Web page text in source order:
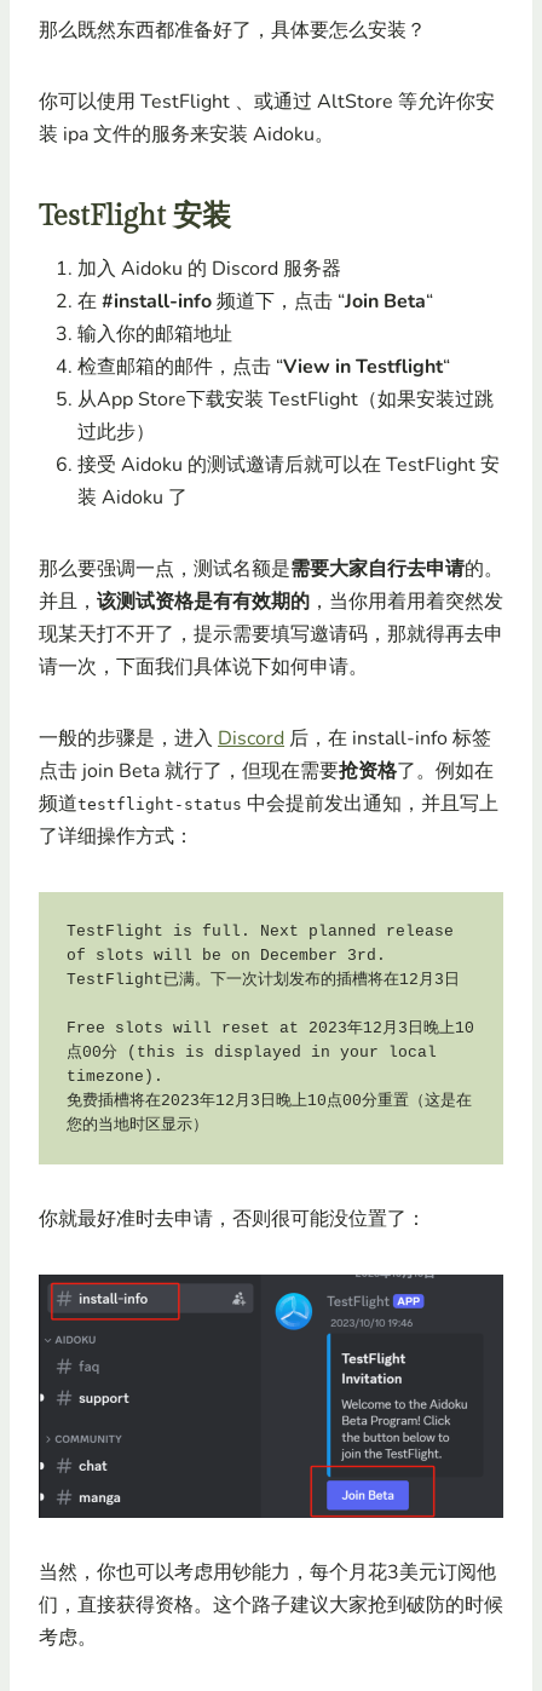
那么既然东西都准备好了，具体要怎么安装？
你可以使用 TestFlight 、或通过 AltStore 等允许你安
装 ipa 文件的服务来安装 Aidoku。
TestFlight 安装
加入 Aidoku 的 Discord 服务器
在#install-info频道下，点击 “Join Beta“
输入你的邮箱地址
检查邮箱的邮件，点击 “View in Testflight“
从App Store下载安装 TestFlight（如果安装过跳
过此步）
接受 Aidoku 的测试邀请后就可以在 TestFlight 安
装 Aidoku 了
那么要强调一点，测试名额是需要大家自行去申请的。
并且， 该测试资格是有有效期的 ，当你用着用着突然发
现某天打不开了，提示需要填写邀请码，那就得再去申
请一次，下面我们具体说下如何申请。
一般的步骤是，进入 Discord 后，在 install-info 标签
点击 join Beta 就行了，但现在需要抢资格了。例如在
频道testflight-status 中会提前发出通知，并且写上
了详细操作方式：
TestFlight is full. Next planned release
of slots will be on December 3rd.
TestFlight已满。下一次计划发布的插槽将在12月3日
Free slots will reset at 2023年12月3日晚上10
点00分 (this is displayed in your local
timezone).
免费插槽将在2023年12月3日晚上10点00分重置（这是在
您的当地时区显示）
你就最好准时去申请，否则很可能没位置了：
当然，你也可以考虑用钞能力，每个月花3美元订阅他
们，直接获得资格。这个路子建议大家抢到破防的时候
考虑。